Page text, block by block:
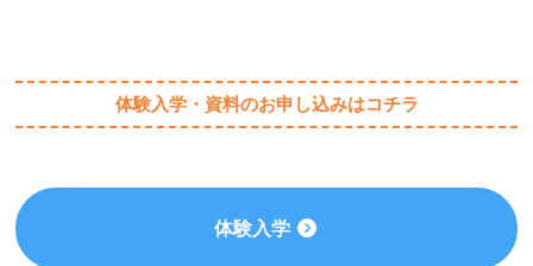
体験入学・資料のお申し込みはコチラ
体験入学